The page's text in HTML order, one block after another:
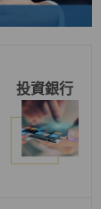
投資銀行